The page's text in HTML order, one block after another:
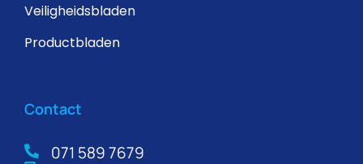
Veiligheidsbladen
Productbladen
Contact
071 589 7679